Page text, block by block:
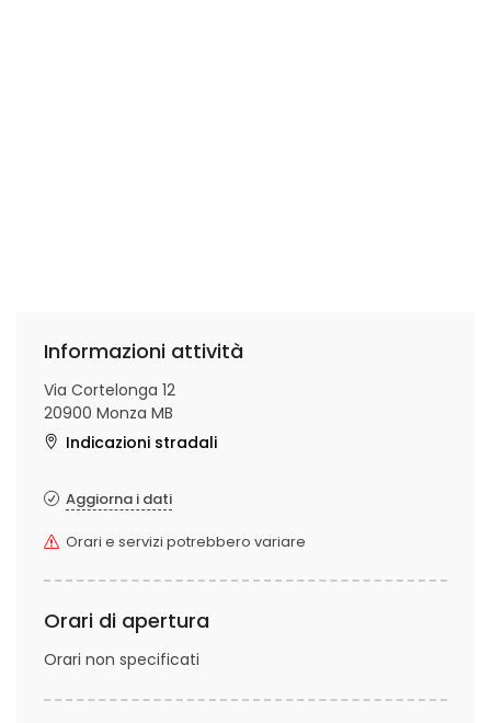
Informazioni attività
Via Cortelonga 12
20900 Monza MB
Indicazioni stradali
Aggiorna i dati
Orari e servizi potrebbero variare
Orari di apertura
Orari non specificati